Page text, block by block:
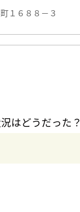
１６８８－３
はどうだった？